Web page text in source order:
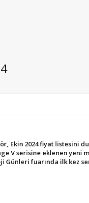
Ekin 2024 fiyat listesini
V serisine eklenen yeni
Günleri fuarında ilk kez